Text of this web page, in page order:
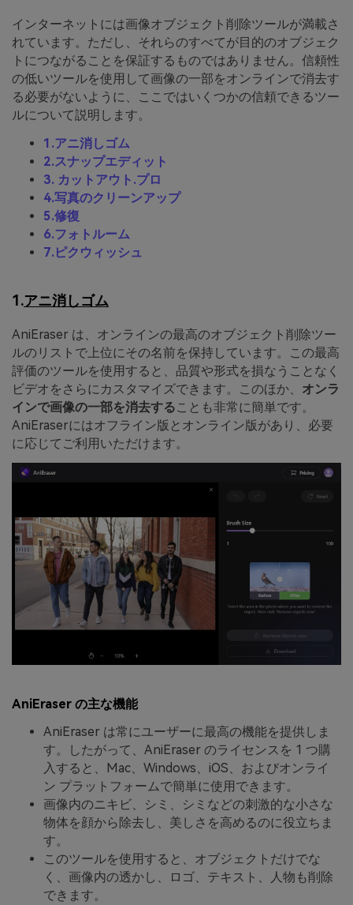
インターネットには画像オブジェクト削除ツールが満載さ
れています。ただし、それらのすべてが目的のオブジェク
トにつながることを保証するものではありません。信頼性
の低いツールを使用して画像の一部をオンラインで消去す
る必要がないように、ここではいくつかの信頼できるツー
ルについて説明します。
1.アニ消しゴム
2.スナップエディット
3. カットアウト.プロ
4.写真のクリーンアップ
5.修復
6.フォトルーム
7.ピクウィッシュ
1.アニ消しゴム
AniEraser は、オンラインの最高のオブジェクト削除ツー
ルのリストで上位にその名前を保持しています。この最高
評価のツールを使用すると、品質や形式を損なうことなく
ビデオをさらにカスタマイズできます。このほか、 オンラ
インで画像の一部を消去することも非常に簡単です。
AniEraserにはオフライン版とオンライン版があり、必要
に応じてご利用いただけます。
AniEraser の主な機能
AniEraser は常にユーザーに最高の機能を提供しま
す。したがって、AniEraser のライセンスを 1 つ購
入すると、Mac、Windows、iOS、およびオンライ
ン プラットフォームで簡単に使用できます。
画像内のニキビ、シミ、シミなどの刺激的な小さな
物体を顔から除去し、美しさを高めるのに役立ちま
す。
このツールを使用すると、オブジェクトだけでな
く、画像内の透かし、ロゴ、テキスト、人物も削除
できます。